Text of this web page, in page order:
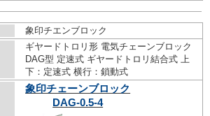
象印チエンブロック
ギヤードトロリ形 電気チェーンブロック
DAG型 定速式 ギヤードトロリ結合式 上
下：定速式 横行：鎖動式
象印チェーンブロック
DAG-0.5-4